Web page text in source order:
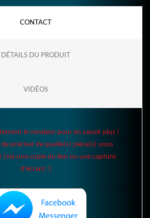
CONTACT
DÉTAILS DU PRODUIT
VIDÉOS
le vendeur pour en savoir plus !
préciser de quelle(s) pièce(s) vous
(via une copie du lien ou une capture
d'écran) :)